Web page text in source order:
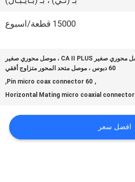
15000 قطعة/اسبوع
موصل محوري صغير CA II PLUS ، موصل محوري صغير
60 دبوس ، موصل متحد المحور متزاوج أفقي
,
60 Pin micro coax connector
,
Horizontal Mating micro coaxial connector
افضل سعر